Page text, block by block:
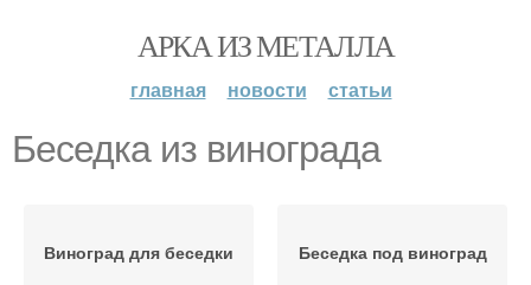
АРКА ИЗ МЕТАЛЛА
главная новости статьи
Беседка из винограда
Виноград для беседки Беседка под виноград